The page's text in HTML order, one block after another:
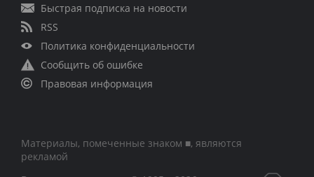
Быстрая подписка на новости
RSS
Политика конфиденциальности
Сообщить об ошибке
Правовая информация
Материалы, помеченные знаком ■, являются
рекламой